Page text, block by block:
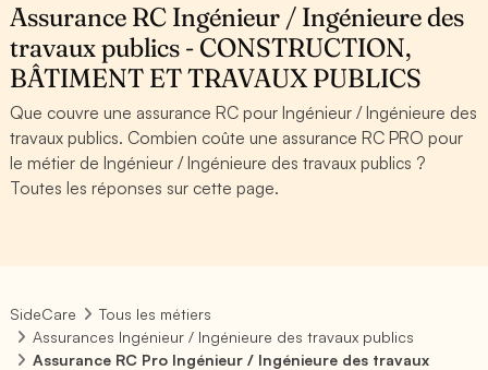
Assurance RC Ingénieur / Ingénieure des
travaux publics - CONSTRUCTION,
BÂTIMENT ET TRAVAUX PUBLICS
Que couvre une assurance RC pour Ingénieur / Ingénieure des
travaux publics. Combien coûte une assurance RC PRO pour
le métier de Ingénieur / Ingénieure des travaux publics ?
Toutes les réponses sur cette page.
SideCare
Tous les métiers
Assurances Ingénieur / Ingénieure des travaux publics
Assurance RC Pro Ingénieur / Ingénieure des travaux